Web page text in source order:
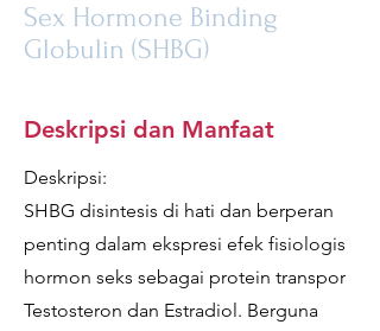
Sex Hormone Binding
Globulin (SHBG)
Deskripsi dan Manfaat
Deskripsi:
SHBG disintesis di hati dan berperan
penting dalam ekspresi efek fisiologis
hormon seks sebagai protein transpor
Testosteron dan Estradiol. Berguna